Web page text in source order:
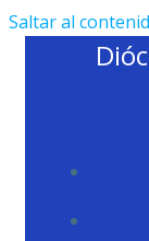
Saltar al